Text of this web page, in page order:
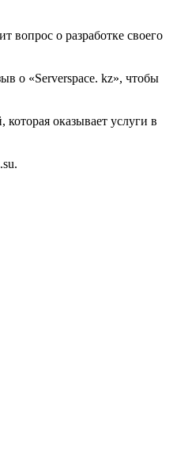
вопрос о разработке своего
о «Serverspace. kz», чтобы
оказывает услуги в